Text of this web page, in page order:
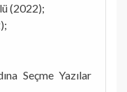
(2022);
Seçme Yazılar